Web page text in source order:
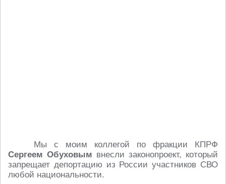
Мы с моим коллегой по фракции КПРФ
Сергеем Обуховым внесли законопроект, который
запрещает депортацию из России участников СВО
любой национальности.